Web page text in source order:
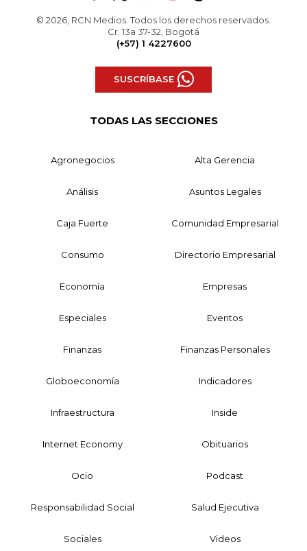
© 2026, RCN Medios. Todos los derechos reservados.
Cr. 13a 37-32, Bogotá
(+57) 1 4227600
SUSCRÍBASE
TODAS LAS SECCIONES
Agronegocios Alta Gerencia
Análisis Asuntos Legales
Caja Fuerte Comunidad Empresarial
Consumo Directorio Empresarial
Economía Empresas
Especiales Eventos
Finanzas Finanzas Personales
Globoeconomía Indicadores
Infraestructura Inside
Internet Economy Obituarios
Ocio Podcast
Responsabilidad Social Salud Ejecutiva
Sociales Videos